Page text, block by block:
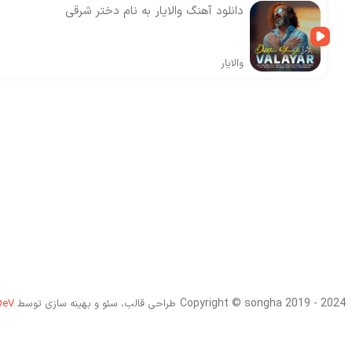
دانلود آهنگ والایار به نام دختر شرقی
والایار
Copyright © songha 2019 - 2024 طراحی قالب، سئو و بهینه سازی توسط